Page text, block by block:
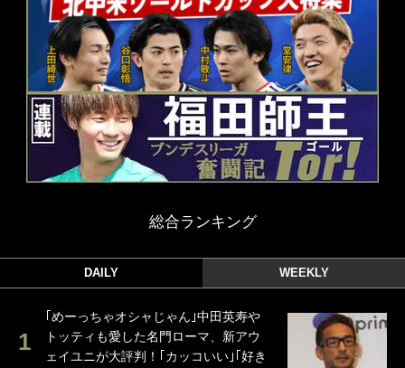
総合ランキング
DAILY WEEKLY
｢めーっちゃオシャじゃん｣中田英寿や
トッティも愛した名門ローマ、新アウ
ェイユニが大評判！｢カッコいい｣｢好き